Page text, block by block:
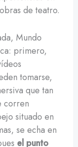
de teatro.
Mundo
primero,
tomarse,
que tan
corren
situado en
se echa en
el punto